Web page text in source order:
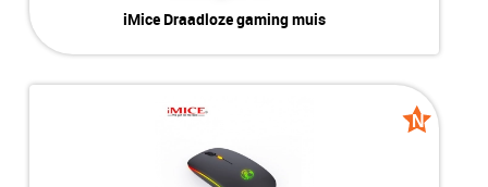
iMice Draadloze gaming muis
Conditie:
Nieuw
N